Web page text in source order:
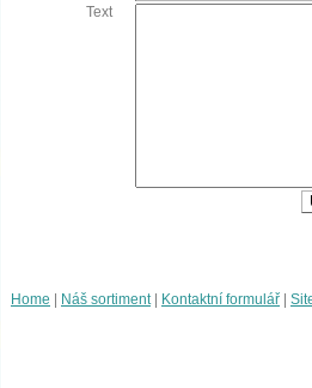
Text
Home Náš sortiment| Kontaktní formulář